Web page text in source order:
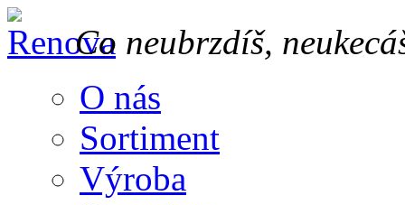
Co neubrzdíš,
O nás
Sortiment
Výroba